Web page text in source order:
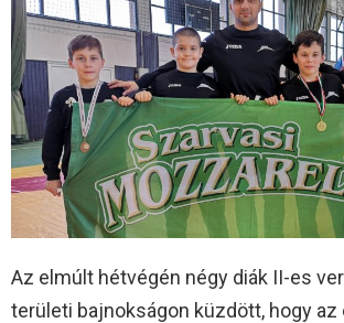
Az elmúlt hétvégén négy diák II-es
területi bajnokságon küzdött, hogy az